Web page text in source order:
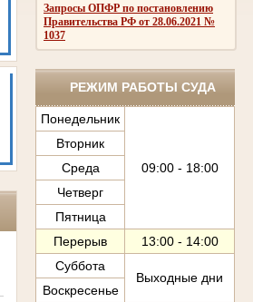
Запросы ОПФР по постановлению
Правительства РФ от 28.06.2021 №
1037
РЕЖИМ РАБОТЫ СУДА
Понедельник
09:00 - 18:00
Вторник
Среда
Четверг
Пятница
Перерыв
13:00 - 14:00
Суббота
Выходные дни
Воскресенье